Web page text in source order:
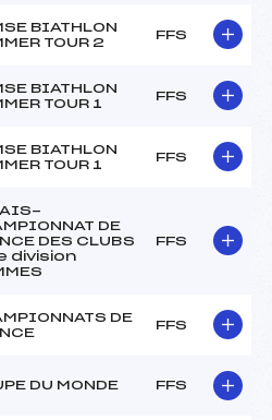
BIATHLON
TOUR 2
FFS
BIATHLON
TOUR 1
FFS
BIATHLON
TOUR 1
FFS
DE
DES CLUBS
division
FFS
DE
FFS
DU MONDE FFS